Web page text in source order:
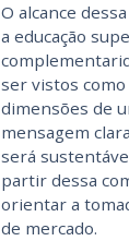
O alcance
a educação
ser vistos
dimensões de
mensagem
será
partir dessa
orientar a
de mercado.